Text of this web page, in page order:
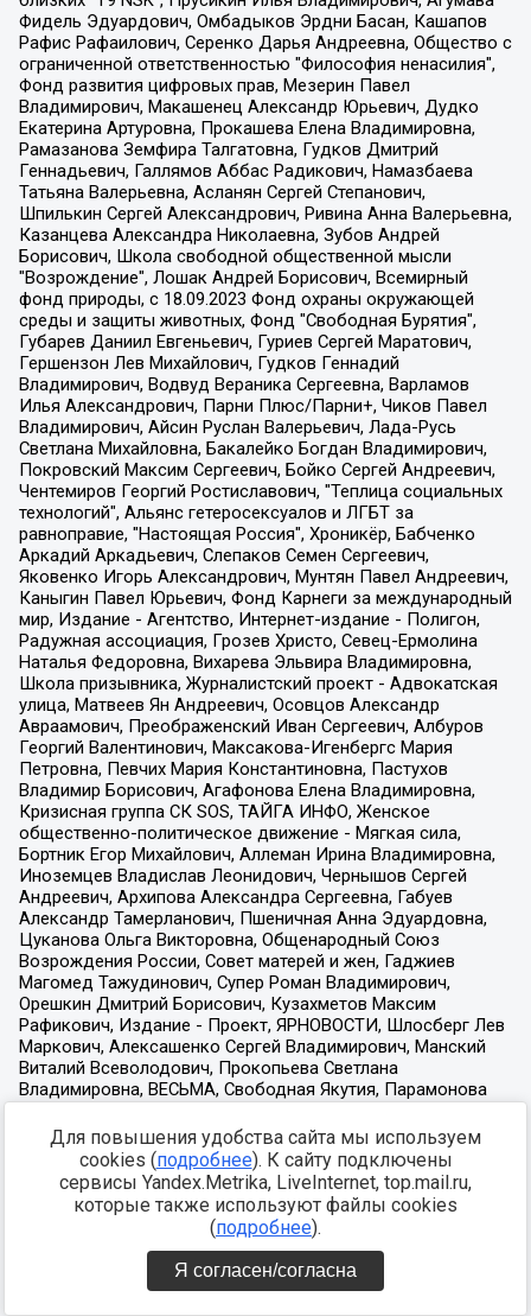
Для повышения удобства сайта мы используем
cookies (подробнее). К сайту подключены
сервисы Yandex.Metrika, LiveInternet, top.mail.ru,
которые также используют файлы cookies
(подробнее).
Я согласен/согласна